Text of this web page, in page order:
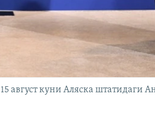
август куни Аляска штатидаги